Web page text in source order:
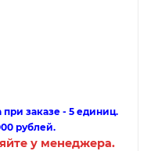
заказе - 5 единиц.
рублей.
у менеджера.